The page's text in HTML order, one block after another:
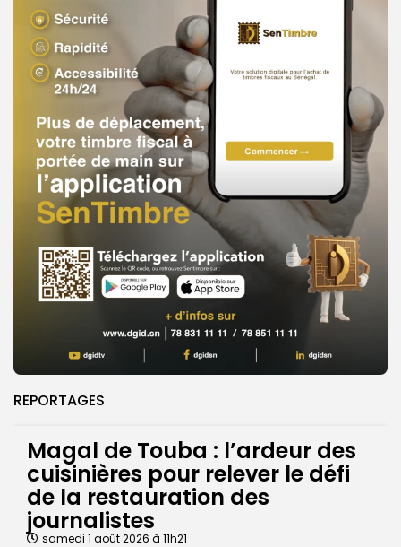
REPORTAGES
Magal de Touba : l’ardeur des
cuisinières pour relever le défi
de la restauration des
journalistes
samedi 1 août 2026 à 11h21